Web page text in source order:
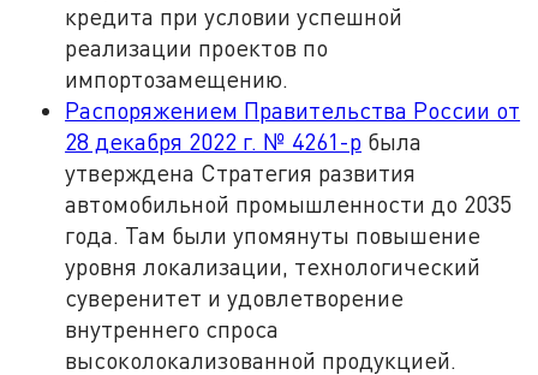
кредита при условии успешной
реализации проектов по
импортозамещению.
Распоряжением Правительства России от
28 декабря 2022 г. № 4261-р была
утверждена Стратегия развития
автомобильной промышленности до 2035
года. Там были упомянуты повышение
уровня локализации, технологический
суверенитет и удовлетворение
внутреннего спроса
высоколокализованной продукцией.